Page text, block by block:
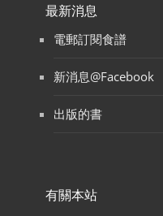
最新消息
電郵訂閱食譜
新消息@Facebook
出版的書
有關本站